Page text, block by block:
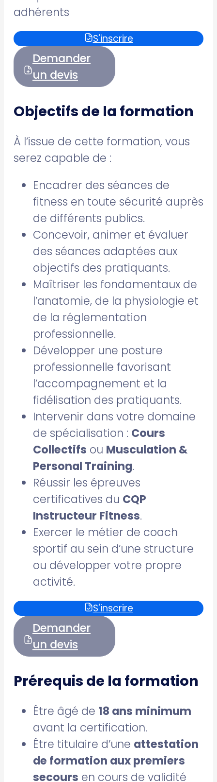
adhérents
S'inscrire
Demander
un devis
Objectifs de la formation
À l’issue de cette formation, vous
serez capable de :
Encadrer des séances de
fitness en toute sécurité auprès
de différents publics.
Concevoir, animer et évaluer
des séances adaptées aux
objectifs des pratiquants.
Maîtriser les fondamentaux de
l’anatomie, de la physiologie et
de la réglementation
professionnelle.
Développer une posture
professionnelle favorisant
l’accompagnement et la
fidélisation des pratiquants.
Intervenir dans votre domaine
de spécialisation : Cours
Collectifs ou Musculation &
Personal Training.
Réussir les épreuves
certificatives du CQP
Instructeur Fitness.
Exercer le métier de coach
sportif au sein d’une structure
ou développer votre propre
activité.
S'inscrire
Demander
un devis
Prérequis de la formation
Être âgé de 18 ans minimum
avant la certification.
Être titulaire d’une attestation
de formation aux premiers
secours en cours de validité